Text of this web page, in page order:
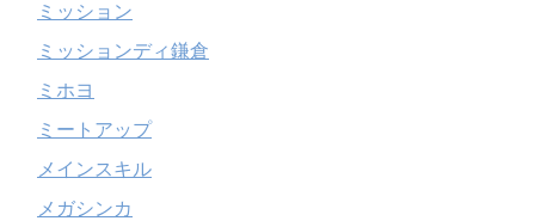
ミッション
ミッションディ鎌倉
ミホヨ
ミートアップ
メインスキル
メガシンカ